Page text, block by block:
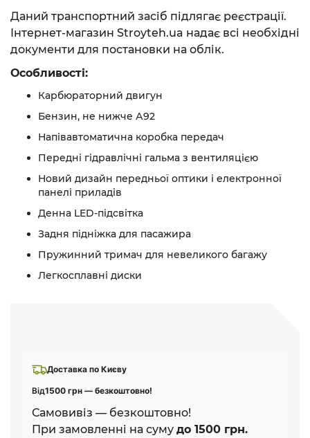
Доставка по Києву
Від1500 грн — безкоштовно!
Самовивіз — безкоштовно!
При замовленні на суму до 1500 грн.
Даний транспортний засіб підлягає реєстрації.
Інтернет-магазин Stroyteh.ua надає всі необхідні
документи для постановки на облік.
Особливості:
Карбюраторний двигун
Бензин, не нижче А92
Напівавтоматична коробка передач
Передні гідравлічні гальма з вентиляцією
Новий дизайн передньої оптики і електронної
панелі приладів
Денна LED-підсвітка
Задня підніжка для пасажира
Пружинний тримач для невеликого багажу
Легкосплавні диски